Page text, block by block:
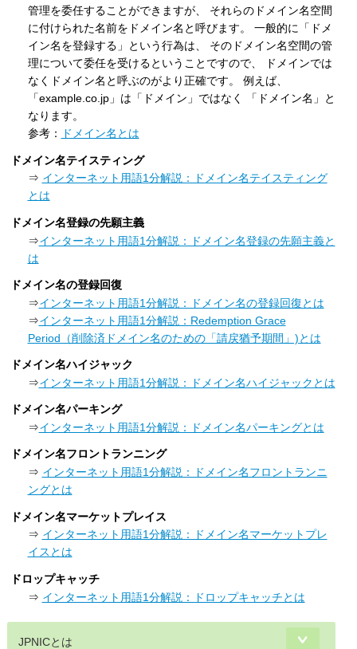
管理を委任することができますが、 それらのドメイン名空間
に付けられた名前をドメイン名と呼びます。 一般的に「ドメ
イン名を登録する」という行為は、 そのドメイン名空間の管
理について委任を受けるということですので、 ドメインでは
なくドメイン名と呼ぶのがより正確です。 例えば、
「example.co.jp」は「ドメイン」ではなく 「ドメイン名」と
なります。
参考：
ドメイン名とは
ドメイン名テイスティング
⇒ インターネット用語1分解説：ドメイン名テイスティング
とは
ドメイン名登録の先願主義
⇒インターネット用語1分解説：ドメイン名登録の先願主義と
は
ドメイン名の登録回復
⇒インターネット用語1分解説：ドメイン名の登録回復とは
⇒インターネット用語1分解説：Redemption Grace
Period（削除済ドメイン名のための「請戻猶予期間」)とは
ドメイン名ハイジャック
⇒インターネット用語1分解説：ドメイン名ハイジャックとは
ドメイン名パーキング
⇒インターネット用語1分解説：ドメイン名パーキングとは
ドメイン名フロントランニング
⇒ インターネット用語1分解説：ドメイン名フロントランニ
ングとは
ドメイン名マーケットプレイス
⇒ インターネット用語1分解説：ドメイン名マーケットプレ
イスとは
ドロップキャッチ
⇒ インターネット用語1分解説：ドロップキャッチとは
JPNICとは